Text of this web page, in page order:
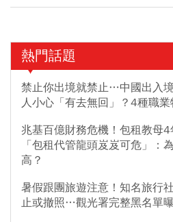
熱門話題
禁止你出境就禁止…中國出入
人小心「有去無回」？4種職
兆基百億財務危機！包租教母
「包租代管龍頭岌岌可危」：
高？
暑假跟團旅遊注意！知名旅行
止或撤照…觀光署完整黑名單